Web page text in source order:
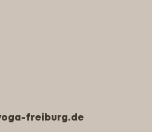
freiburg.de